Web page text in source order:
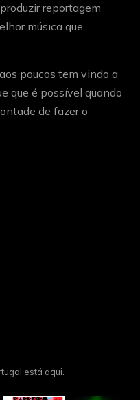
reportagem
música que
poucos tem vindo a
que é possível quando
de fazer o
está aqui.